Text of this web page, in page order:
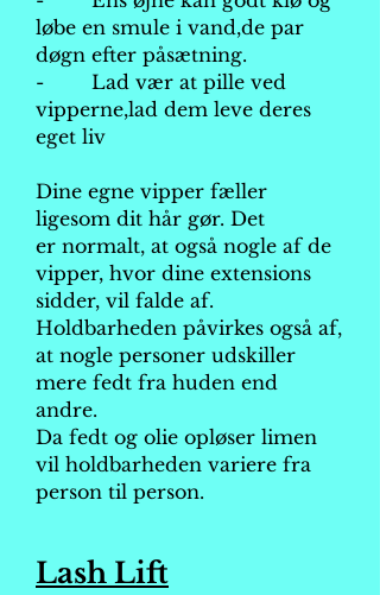
løbe en smule i vand,de par
døgn efter påsætning.
- Lad vær at pille ved
vipperne,lad dem leve deres
eget liv
Dine egne vipper fæller
ligesom dit hår gør. Det
er normalt, at også nogle af de
vipper, hvor dine extensions
sidder, vil falde af.
Holdbarheden påvirkes også af,
at nogle personer udskiller
mere fedt fra huden end
andre.
Da fedt og olie opløser limen
vil holdbarheden variere fra
person til person.
Lash Lift